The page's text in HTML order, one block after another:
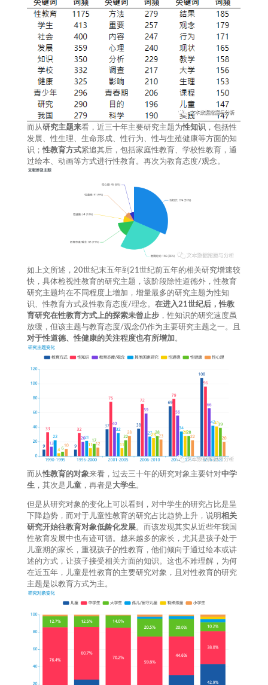
而从研究主题来看，近三十年主要研究主题为性知识，包括性
发展、性生理、生命形成、性行为、性与生殖健康等方面的知
识；性教育方式紧追其后，包括家庭性教育、学校性教育，通
过绘本、动画等方式进行性教育。再次为教育态度/观念。
如上文所述，20世纪末五年到21世纪前五年的相关研究增速较
快，具体检视性教育的研究主题，该阶段除性道德外，性教育
研究主题均在不同程度上增加，增量最多的研究主题为性知
识、性教育方式及性教育态度/理念。 在进入21世纪后，性教
育研究在性教育方式上的探索未曾止步，性知识的研究速度虽
放缓，但该主题与教育态度/观念仍作为主要研究主题之一。且
对于性道德、性健康的关注程度也有所增加 。
而从性教育的对象来看，过去三十年的研究对象主要针对中学
生，其次是儿童，再者是大学生。
但是从研究对象的变化上可以看到，对中学生的研究占比是呈
下降趋势，而对于儿童性教育的研究占比趋势上升，说明相关
研究开始往教育对象低龄化发展。而该发现其实从近些年我国
性教育发展中也有迹可循。越来越多的家长，尤其是孩子处于
儿童期的家长，重视孩子的性教育，他们倾向于通过绘本或讲
述的方式，让孩子接受相关方面的知识。这也不难理解，为何
在近五年，儿童是性教育的主要研究对象，且对性教育的研究
主题是以教育方式为主。